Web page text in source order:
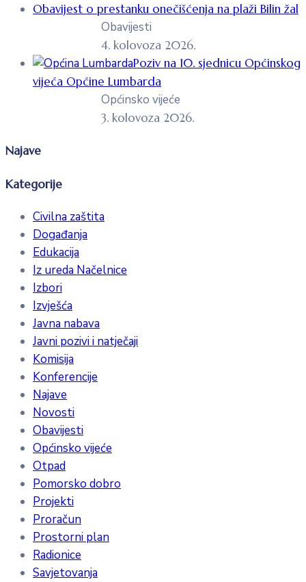
Obavijest o prestanku onečišćenja na plaži Bilin žal
Obavijesti
4. kolovoza 2026.
Poziv na 10. sjednicu Općinskog
vijeća Općine Lumbarda
Općinsko vijeće
3. kolovoza 2026.
Najave
Kategorije
Civilna zaštita
Događanja
Edukacija
Iz ureda Načelnice
Izbori
Izvješća
Javna nabava
Javni pozivi i natječaji
Komisija
Konferencije
Najave
Novosti
Obavijesti
Općinsko vijeće
Otpad
Pomorsko dobro
Projekti
Proračun
Prostorni plan
Radionice
Savjetovanja